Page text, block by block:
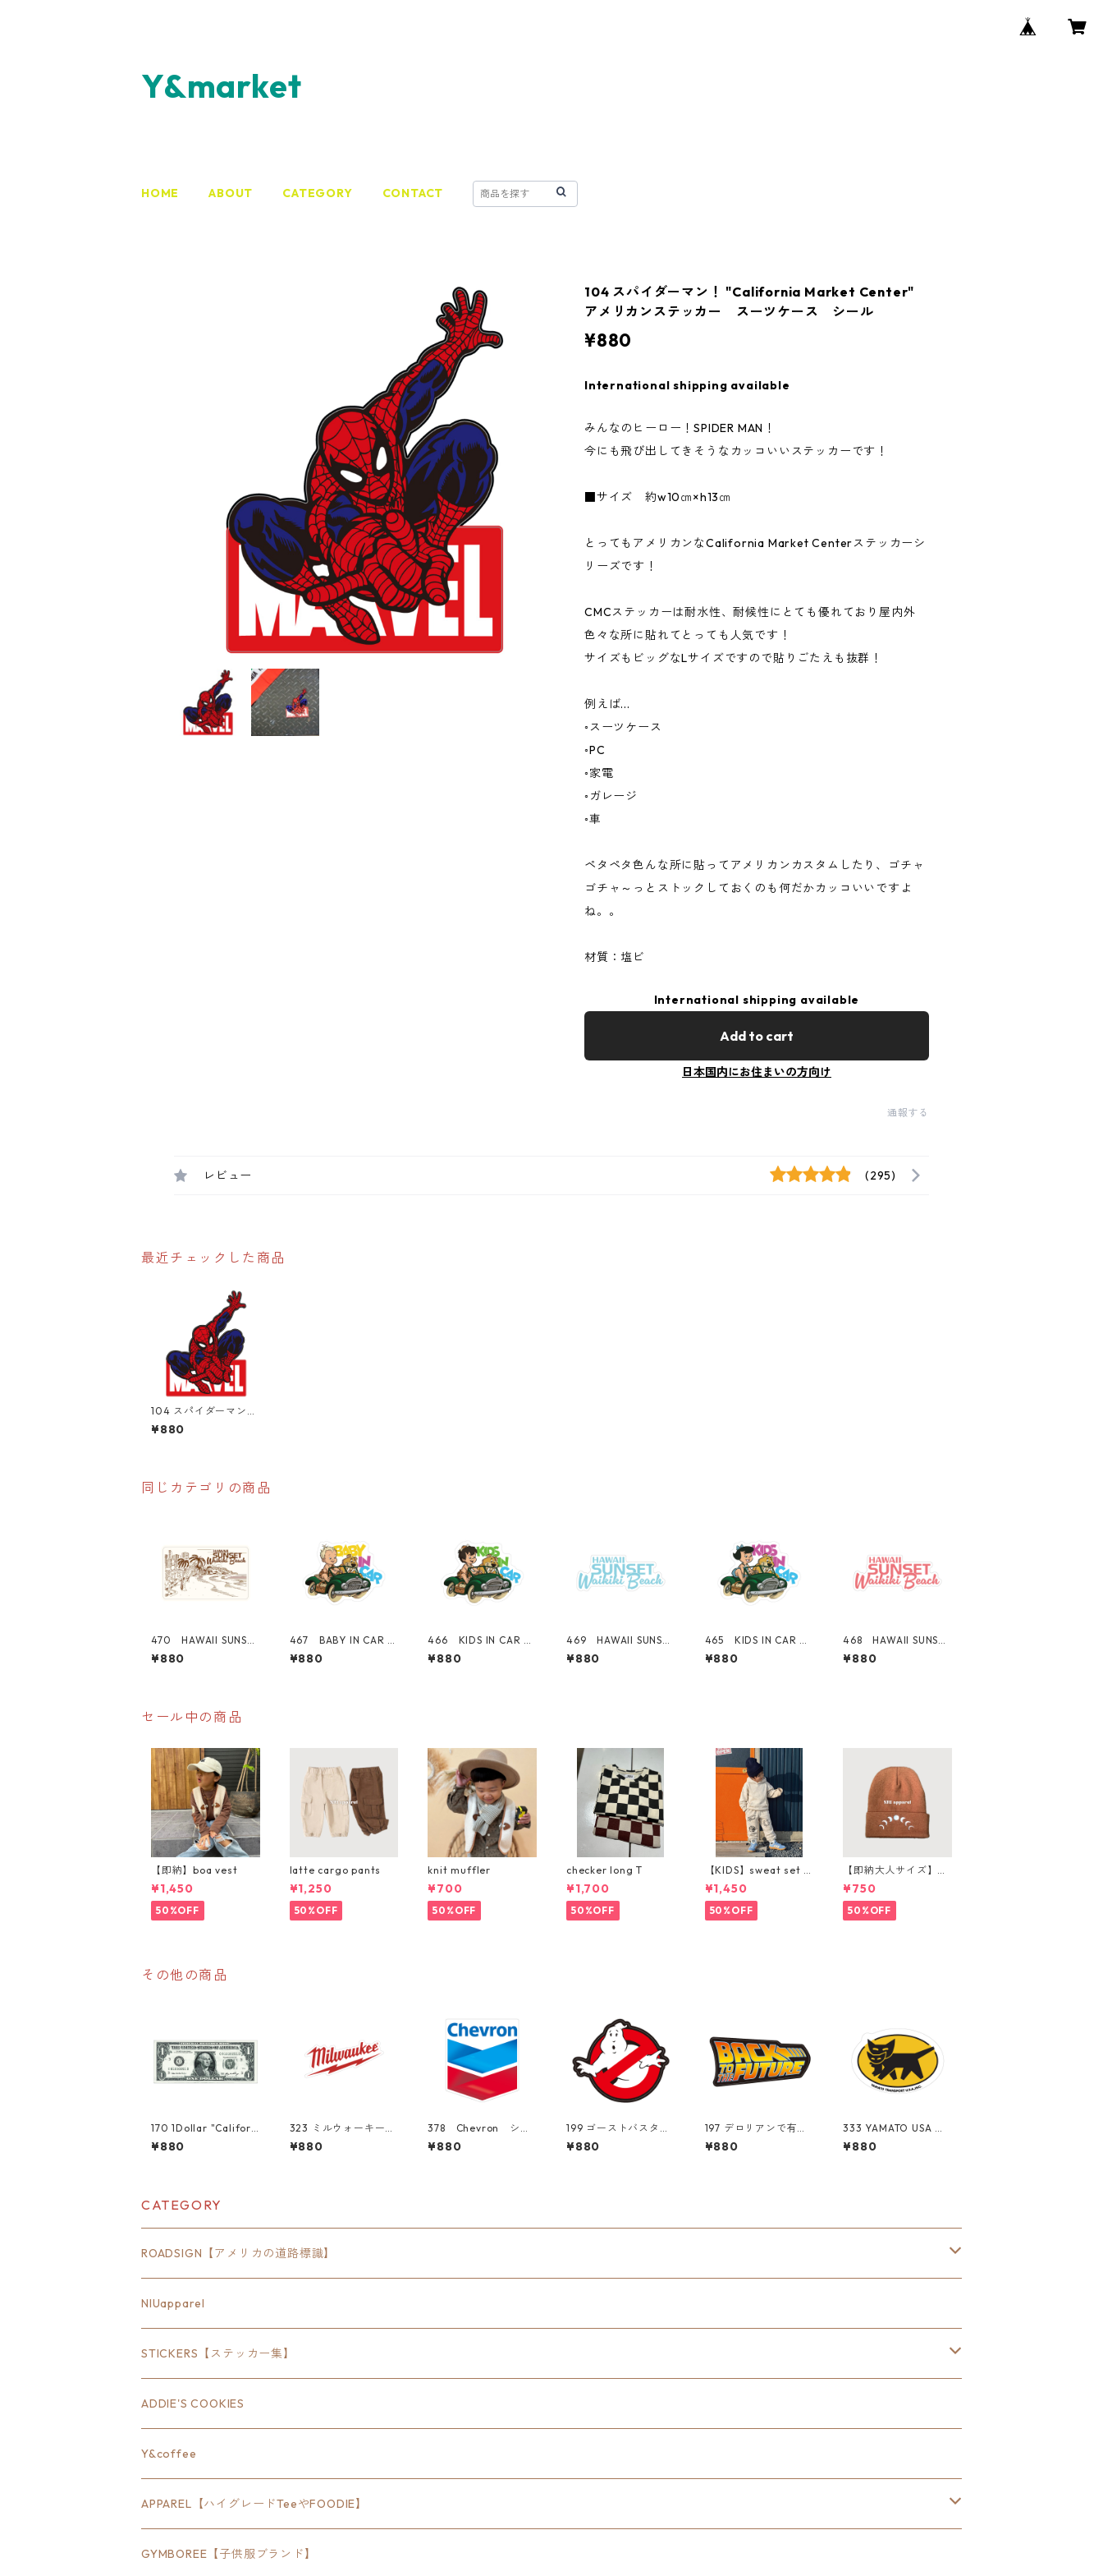
Y&market
HOME ABOUT CATEGORY CONTACT
104 スパイダーマン！ "California Market Center"
アメリカンステッカー スーツケース シール
¥880
International shipping available
みんなのヒーロー！SPIDER MAN！
今にも飛び出してきそうなカッコいいステッカーです！
■サイズ 約w10㎝×h13㎝
とってもアメリカンなCalifornia Market Centerステッカーシ
リーズです！
CMCステッカーは耐水性、耐候性にとても優れており屋内外
色々な所に貼れてとっても人気です！
サイズもビッグなLサイズですので貼りごたえも抜群！
例えば...
◦スーツケース
◦PC
◦家電
◦ガレージ
◦車
ペタペタ色んな所に貼ってアメリカンカスタムしたり、ゴチャ
ゴチャ～っとストックしておくのも何だかカッコいいですよ
ね。。
材質：塩ビ
International shipping available
Add to cart
日本国内にお住まいの方向け
通報する
レビュー (295)
最近チェックした商品
104 スパイダーマン！
"California Market C
enter" アメリカンス
¥880
同じカテゴリの商品
470 HAWAII SUNSET
シリーズ！ WAIKIKI
BEACH "Californi
ール
¥880
467 BABY IN CAR 赤
ちゃん "California
Market Center" ア
¥880
466 KIDS IN CAR bo
y 男の子 "California
Market Center" ア
¥880
469 HAWAII SUNSET
シリーズ！ WAIKIKI
BEACH ロゴ 【ブル
¥880
465 KIDS IN CAR Gi
rl 女の子 "Californi
a Market Center"
¥880
468 HAWAII SUNSET
シリーズ！ WAIKIKI
BEACH ロゴ 【ピン
¥880
セール中の商品
【即納】boa vest
¥1,450
50%OFF
latte cargo pants
¥1,250
50%OFF
knit muffler
¥700
50%OFF
checker long T
¥1,700
50%OFF
【KIDS】sweat set u
p パンツ購入ページ
¥1,450
50%OFF
【即納大人サイズ】m
oon beanie
¥750
50%OFF
その他の商品
170 1Dollar "Californ
ia Market Center"
アメリカンステッカ
¥880
323 ミルウォーキー
"California Market C
enter" アメリカンス
¥880
378 Chevron シェ
ブロン "California
Market Center" ア
¥880
199 ゴーストバスター
ズ "California Marke
t Center" アメリカ
¥880
197 デロリアンで有名
な。 "California Mar
ket Center" アメリ
¥880
333 YAMATO USA ヤ
マト "California Mar
ket Center" アメリ
¥880
CATEGORY
ROADSIGN【アメリカの道路標識】
18inch×6inch
18inch×8inch
18inch×12inch
24inch×8inch
18inch×24inch
30inch×24inch
NIUapparel
STICKERS【ステッカー集】
ステート
ハウス
クルマ
セキュリティ
ADDIE'S COOKIES
Y&coffee
APPAREL【ハイグレードTeeやFOODIE】
Bradley
GYMBOREE【子供服ブランド】